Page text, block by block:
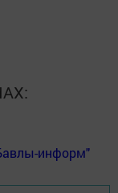
информ"